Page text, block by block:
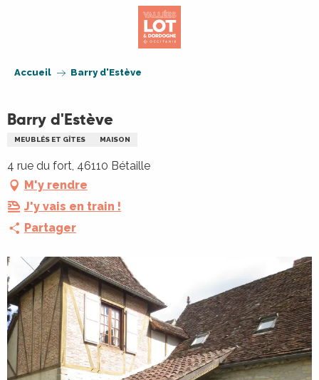
Accueil Barry d'Estève
Barry d'Estève
MEUBLÉS ET GÎTES MAISON
4 rue du fort, 46110 Bétaille
M'y rendre
J'y vais en train !
Partager